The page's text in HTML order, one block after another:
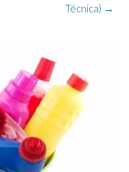
Técnica) →